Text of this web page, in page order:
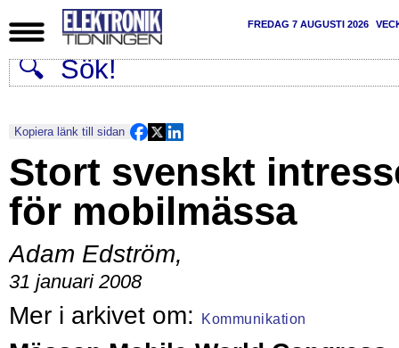
FREDAG 7 AUGUSTI 2026
Kopiera länk till sidan
Stort svenskt
för mobilmässa
Adam Edström,
31 januari 2008
Kommunikation